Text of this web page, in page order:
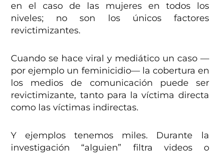
en el caso de las mujeres en todos los
niveles; no son los únicos factores
revictimizantes.
Cuando se hace viral y mediático un caso —
por ejemplo un feminicidio— la cobertura en
los medios de comunicación puede ser
revictimizante, tanto para la víctima directa
como las víctimas indirectas.
Y ejemplos tenemos miles. Durante la
investigación “alguien” filtra videos o